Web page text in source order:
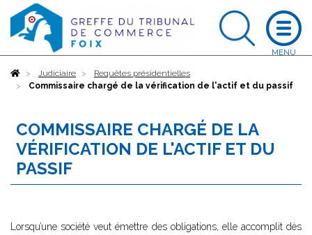
AccueilJudiciaire
Requêtes présidentielles
Commissaire chargé de la vérification de l'actif et du passif
COMMISSAIRE CHARGÉ DE LA
VÉRIFICATION DE L'ACTIF ET DU
PASSIF
Lorsqu’une société veut émettre des obligations, elle accomplit dès